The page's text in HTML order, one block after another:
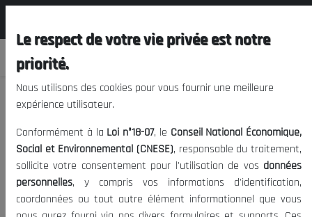
Nous vous prions de nous
excuser, mais l'accès à ce
contenu est restreint.
Le respect de votre vie privée est notre
priorité.
Nous utilisons des cookies pour vous fournir une meilleure
expérience utilisateur.
Conformément à la Loi n°18-07, le Conseil National Économique,
Social et Environnemental (CNESE), responsable du traitement,
sollicite votre consentement pour l'utilisation de vos données
personnelles, y compris vos informations d'identification,
coordonnées ou tout autre élément informationnel que vous